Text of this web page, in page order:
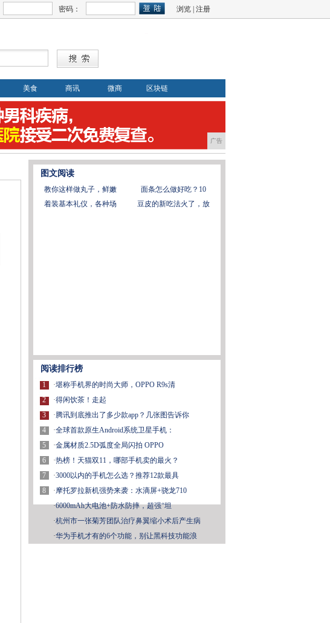
密码： 浏览 注册
美食 商讯 微商 区块链
广告
图文阅读
教你这样做丸子，鲜嫩
面条怎么做好吃？10
着装基本礼仪，各种场
豆皮的新吃法火了，放
阅读排行榜
1
2
3
4
5
6
7
8
·堪称手机界的时尚大师，OPPO R9s清
·得闲饮茶！走起
·腾讯到底推出了多少款app？几张图告诉你
·全球首款原生Android系统卫星手机：
·金属材质2.5D弧度全局闪拍 OPPO
·热榜！天猫双11，哪部手机卖的最火？
·3000以内的手机怎么选？推荐12款最具
·摩托罗拉新机强势来袭：水滴屏+骁龙710
·6000mAh大电池+防水防摔，超强“坦
·杭州市一张菊芳团队治疗鼻翼缩小术后产生病
·华为手机才有的6个功能，别让黑科技功能浪